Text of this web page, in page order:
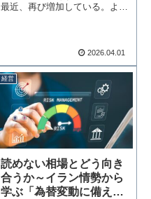
最近、再び増加している。より
2026.04.01
経営
読めない相場とどう向き
合うか～イラン情勢から
学ぶ「為替変動に備える